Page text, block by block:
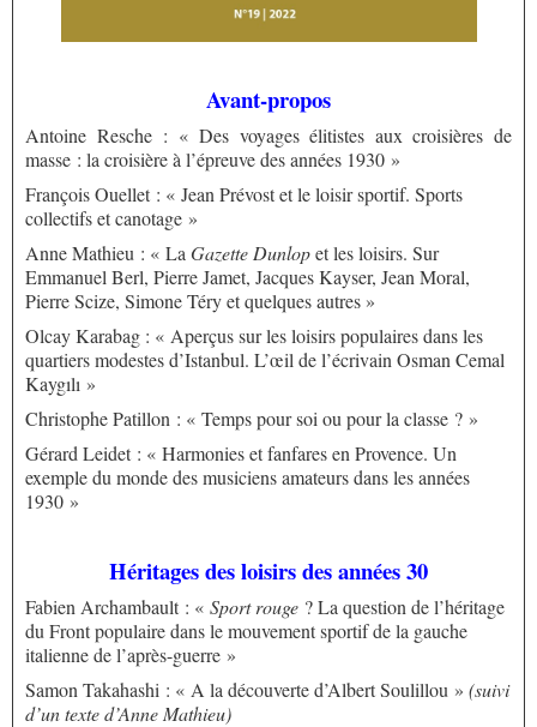
Avant-propos
Antoine Resche : « Des voyages élitistes aux croisières de
masse : la croisière à l’épreuve des années 1930 »
François Ouellet : « Jean Prévost et le loisir sportif. Sports
collectifs et canotage »
Anne Mathieu : « La Gazette Dunlopet les loisirs. Sur
Emmanuel Berl, Pierre Jamet, Jacques Kayser, Jean Moral,
Pierre Scize, Simone Téry et quelques autres »
Olcay Karabag : « Aperçus sur les loisirs populaires dans les
quartiers modestes d’Istanbul. L’œil de l’écrivain Osman Cemal
Kaygılı »
Christophe Patillon : « Temps pour soi ou pour la classe ? »
Gérard Leidet : « Harmonies et fanfares en Provence. Un
exemple du monde des musiciens amateurs dans les années
1930 »
Héritages des loisirs des années 30
Fabien Archambault : « Sport rouge ? La question de l’héritage
du Front populaire dans le mouvement sportif de la gauche
italienne de l’après-guerre »
Samon Takahashi : « A la découverte d’Albert Soulillou » (suivi
d’un texte d’Anne Mathieu)